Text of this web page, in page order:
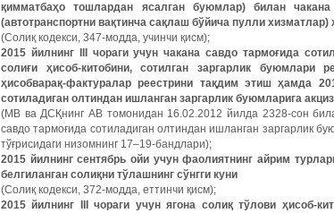
қимматбаҳо тошлардан ясалган буюмлар) билан
(автотранспортни вақтинча сақлаш бўйича пулли хизматлар)
(Солиқ кодекси, 347-модда, учинчи қисм);
2015 йилнинг III чораги учун чакана савдо тармоғида
солиғи ҳисоб-китобини, сотилган заргарлик буюмлари
ҳисобварақ-фактуралар реестрини тақдим этиш ҳамда
сотиладиган олтиндан ишланган заргарлик буюмларига
(МВ ва ДСҚнинг АВ томонидан 16.02.2012 йилда 2328-сон
савдо тармоғида сотиладиган олтиндан ишланган заргарлик
тўғрисидаги низомнинг 17–19-бандлари);
2015 йилнинг сентябрь ойи учун фаолиятнинг айрим
белгиланган солиқни тўлашнинг сўнгги куни
(Солиқ кодекси, 372-модда, еттинчи қисм);
2015 йилнинг III чораги учун ягона солиқ тўлови ҳисоб-